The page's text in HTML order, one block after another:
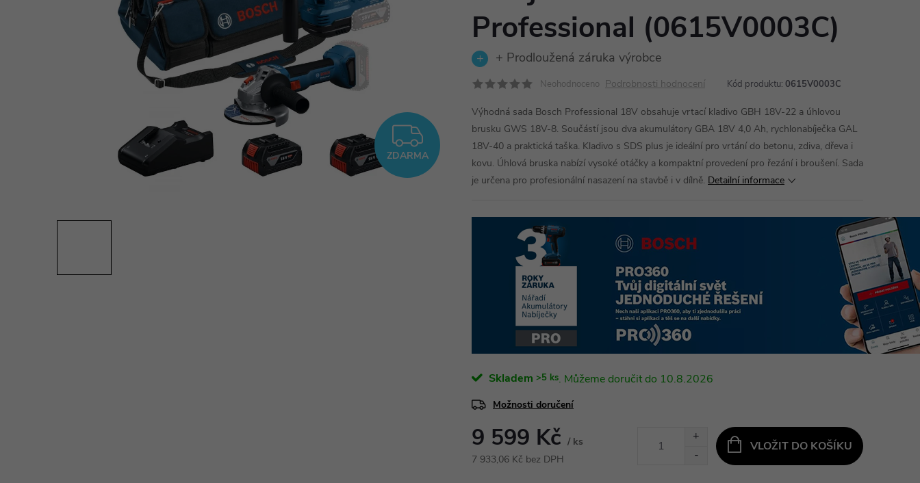
ZDARMA
ZDARMA
Professional (0615V0003C)
+ Prodloužená záruka výrobce
Neohodnoceno Podrobnosti hodnocení Kód produktu: 0615V0003C
Výhodná sada Bosch Professional 18V obsahuje vrtací kladivo GBH 18V-22 a úhlovou
brusku GWS 18V-8. Součástí jsou dva akumulátory GBA 18V 4,0 Ah, rychlonabíječka GAL
18V-40 a praktická taška. Kladivo s SDS plus je ideální pro vrtání do betonu, zdiva, dřeva i
kovu. Úhlová bruska nabízí vysoké otáčky a kompaktní provedení pro řezání i broušení. Sada
je určena pro profesionální nasazení na stavbě i v dílně. Detailní informace
Skladem >5 ks 10.8.2026
Možnosti doručení
9 599 Kč / ks
7 933,06 Kč bez DPH
VLOŽIT DO KOŠÍKU